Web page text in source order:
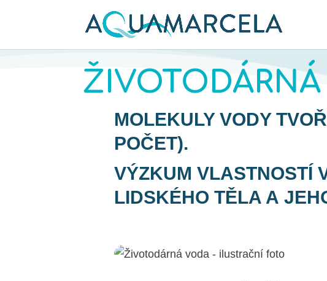
MOLEKULY VODY
POČET).
VÝZKUM VLASTNOSTÍ
LIDSKÉHO TĚLA A